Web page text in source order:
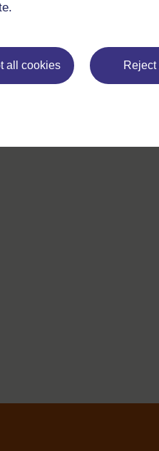
all cookies Reject
Si vous avez un souci
nous contacter ici